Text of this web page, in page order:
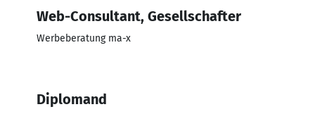
Web-Consultant, Gesellschafter
Werbeberatung ma-x
Diplomand